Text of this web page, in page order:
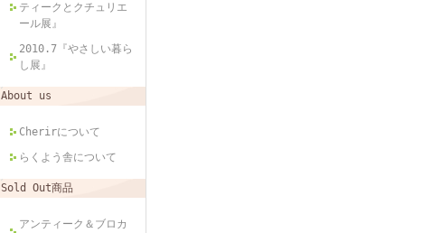
ティークとクチュリエ
ール展』
2010.7『やさしい暮ら
し展』
About us
Cherirについて
らくよう舎について
Sold Out商品
アンティーク＆ブロカ